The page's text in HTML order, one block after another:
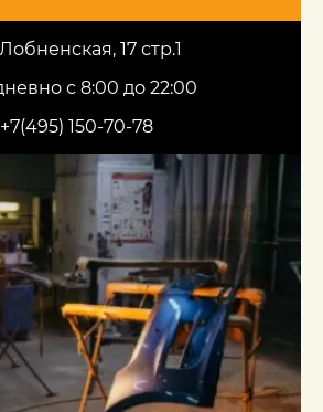
17 стр.1
с 8:00 до 22:00
+7(495) 150-70-78